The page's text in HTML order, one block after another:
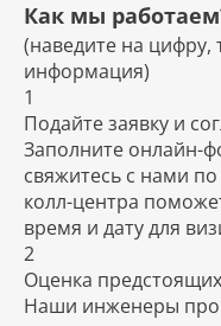
Как мы
(наведите на цифру,
информация)
1
Подайте заявку и
Заполните онлайн-
свяжитесь с нами
колл-центра
время и дату для
2
Оценка
Наши инженеры